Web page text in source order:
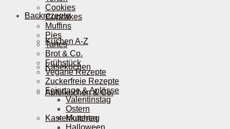
Backrezepte
Kuchen A-Z
Käsekuchen
Apfelkuchen & Co.
Kastenkuchen
Cookies
Cupcakes
Muffins
Pies
Tartes
Brot & Co.
Frühstück
Vegane Rezepte
Zuckerfreie Rezepte
Feiertage & Anlässe
Valentinstag
Ostern
Muttertag
Halloween